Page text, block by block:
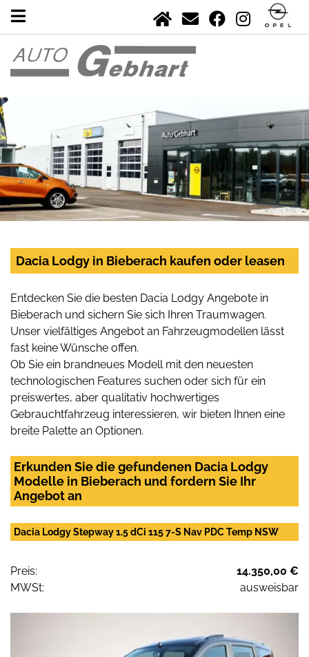
Dacia Lodgy in Bieberach kaufen oder leasen
Entdecken Sie die besten Dacia Lodgy Angebote in
Bieberach und sichern Sie sich Ihren Traumwagen.
Unser vielfältiges Angebot an Fahrzeugmodellen lässt
fast keine Wünsche offen.
Ob Sie ein brandneues Modell mit den neuesten
technologischen Features suchen oder sich für ein
preiswertes, aber qualitativ hochwertiges
Gebrauchtfahrzeug interessieren, wir bieten Ihnen eine
breite Palette an Optionen.
Erkunden Sie die gefundenen Dacia Lodgy
Modelle in Bieberach und fordern Sie Ihr
Angebot an
Dacia Lodgy Stepway 1.5 dCi 115 7-S Nav PDC Temp NSW
Preis:
14.350,00 €
MWSt:
ausweisbar